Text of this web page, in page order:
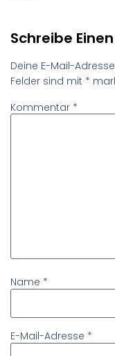
Schreibe
Deine E-Mail-
Felder sind mit *
Kommentar *
Name *
E-Mail-Adresse *